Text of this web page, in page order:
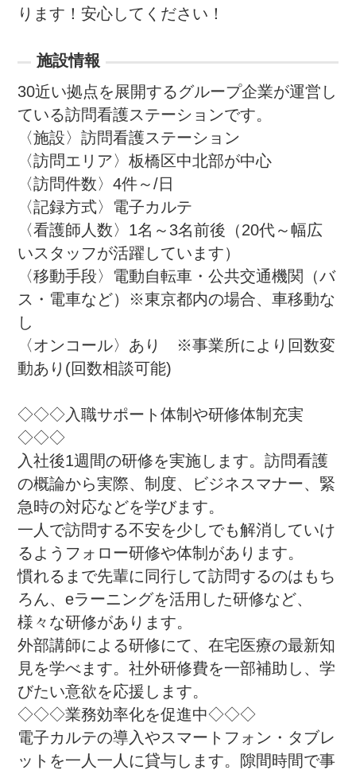
ります！安心してください！
施設情報
30近い拠点を展開するグループ企業が運営し
ている訪問看護ステーションです。
〈施設〉訪問看護ステーション
〈訪問エリア〉板橋区中北部が中心
〈訪問件数〉4件～/日
〈記録方式〉電子カルテ
〈看護師人数〉1名～3名前後（20代～幅広
いスタッフが活躍しています）
〈移動手段〉電動自転車・公共交通機関（バ
ス・電車など）※東京都内の場合、車移動な
し
〈オンコール〉あり　※事業所により回数変
動あり(回数相談可能)
◇◇◇入職サポート体制や研修体制充実
◇◇◇
入社後1週間の研修を実施します。訪問看護
の概論から実際、制度、ビジネスマナー、緊
急時の対応などを学びます。
一人で訪問する不安を少しでも解消していけ
るようフォロー研修や体制があります。
慣れるまで先輩に同行して訪問するのはもち
ろん、eラーニングを活用した研修など、
様々な研修があります。
外部講師による研修にて、在宅医療の最新知
見を学べます。社外研修費を一部補助し、学
びたい意欲を応援します。
◇◇◇業務効率化を促進中◇◇◇
電子カルテの導入やスマートフォン・タブレ
ットを一人一人に貸与します。隙間時間で事